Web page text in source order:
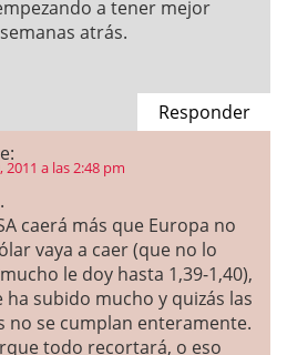
a tener mejor
atrás.
Responder
2011 a las 2:48 pm
caerá más que Europa no
vaya a caer (que no lo
le doy hasta 1,39-1,40),
subido mucho y quizás las
no se cumplan enteramente.
todo recortará, o eso